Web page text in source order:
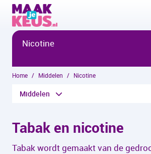
Overslaan en naar hoofdinhoud gaan
Nicotine
Home Middelen Nicotine
Middelen
Tabak en nicotine
Tabak wordt gemaakt van de